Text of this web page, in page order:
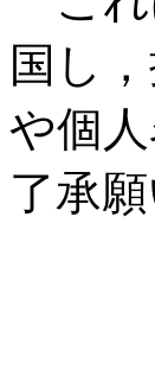
国し
や個
了承願